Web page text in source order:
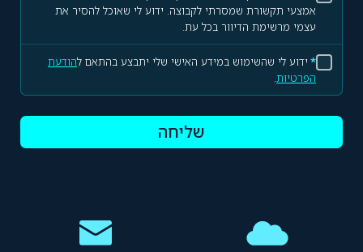
אמצעי תקשורת שמסרתי לקבוצה. ידוע לי שאוכל להסיר את
עצמי מרשימת הדיוור בכל עת.
* ידוע לי שהשימוש במידע האישי שלי יתבצע בהתאם להודעת
הפרטיות.
שליחה